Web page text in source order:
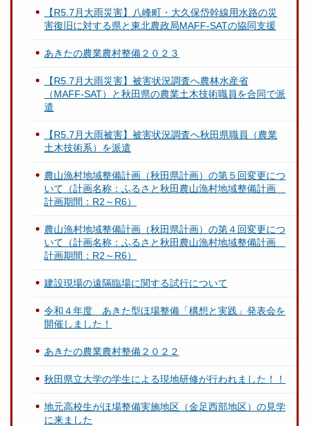
【R5.7月大雨災害】八峰町・大久保岱幹線用水路の災
害復旧に対する県と東北農政局MAFF-SATの協同支援
あきたの農業農村整備２０２３
【R5.7月大雨災害】被害状況調査へ農林水産省
（MAFF-SAT）と秋田県の農業土木技術職員を合同で派
遣
【R5.7月大雨被害】被害状況調査へ秋田県職員（農業
土木技術系）を派遣
農山漁村地域整備計画（秋田県計画）の第５回変更につ
いて（計画名称：ふるさと秋田農山漁村地域整備計画
計画期間：R2～R6）
農山漁村地域整備計画（秋田県計画）の第４回変更につ
いて（計画名称：ふるさと秋田農山漁村地域整備計画
計画期間：R2～R6）
建設現場の遠隔臨場に関する試行について
令和４年度 あきた型ほ場整備「構想と実践」発表会を
開催しました！
あきたの農業農村整備２０２２
秋田県立大学の学生による現地研修が行われました！！
地元高校生がほ場整備実施地区（金足西部地区）の見学
に来ました